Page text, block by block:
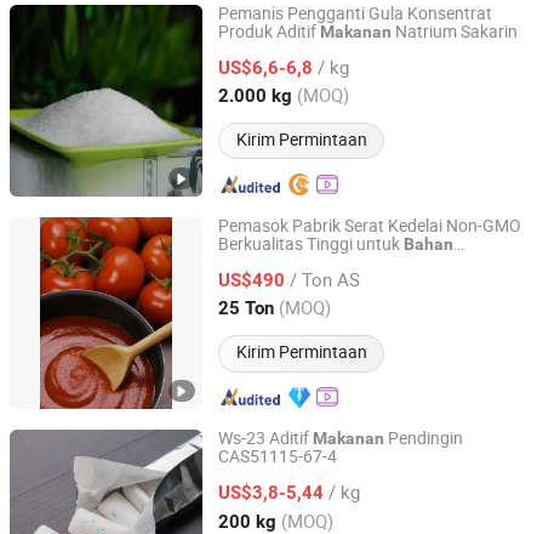
Pemanis Pengganti Gula Konsentrat
Produk Aditif Makanan Natrium Sakarin
US$6,6-6,8 / kg
2.000 kg (MOQ)
Kirim Permintaan
Qingdao Ever Trust Biotech Co., Ltd.
Shandong, China Harga mulai 2022
Pemasok Pabrik Serat Kedelai Non-GMO
Berkualitas Tinggi untuk Bahan
US$490 / Ton AS
25 Ton (MOQ)
Kirim Permintaan
Guanxian Xinrui Industrial Co., Ltd.
Shandong, China Harga mulai 2022
Ws-23 Aditif Makanan Pendingin
CAS51115-67-4
US$3,8-5,44 / kg
200 kg (MOQ)
Hangzhou Golden Flavors Co., Ltd
Zhejiang, China Harga mulai 2024